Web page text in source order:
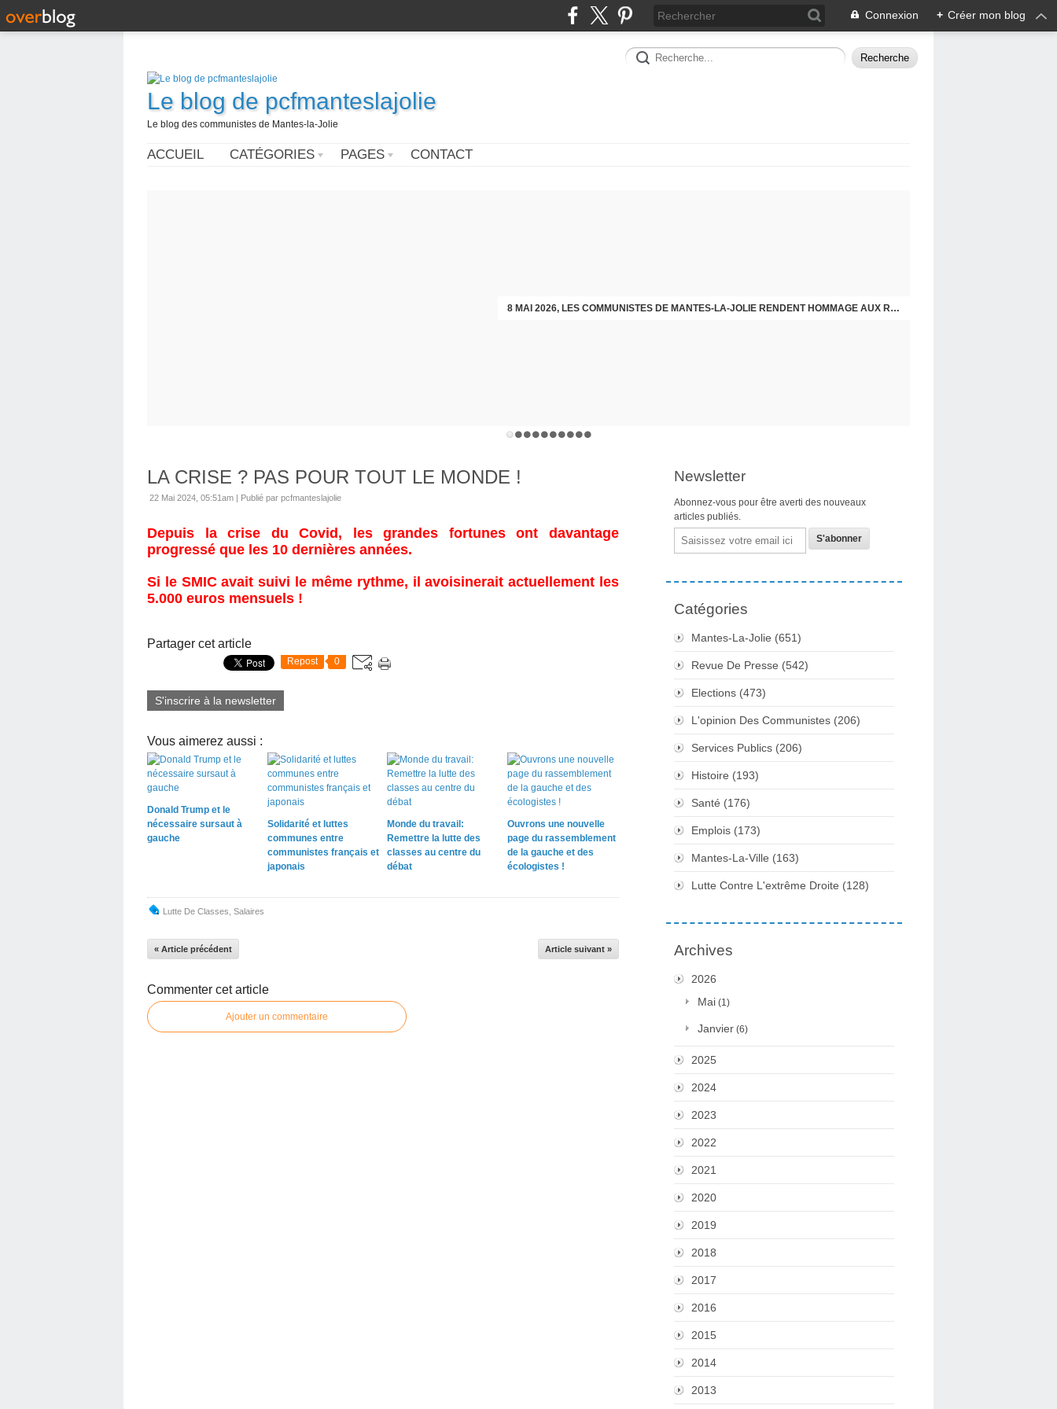
Connexion + Créer mon blog
Le blog de pcfmanteslajolie
Le blog des communistes de Mantes-la-Jolie
ACCUEIL CATÉGORIES PAGES CONTACT
8 MAI 2026, LES COMMUNISTES DE MANTES-LA-JOLIE RENDENT HOMMAGE AUX RÉSISTANTS.
VOEUX DES COMMUNISTES DIMANCHE DERNIER. COMPRENDRE POUR AGIR
LA CRISE ? PAS POUR TOUT LE MONDE !
22 Mai 2024, 05:51am | Publié par pcfmanteslajolie
Depuis la crise du Covid, les grandes fortunes ont davantage
progressé que les 10 dernières années.
Si le SMIC avait suivi le même rythme, il avoisinerait actuellement les
5.000 euros mensuels !
Partager cet article
Repost 0
S'inscrire à la newsletter
Vous aimerez aussi :
Donald Trump et le
nécessaire sursaut à
gauche
Solidarité et luttes
communes entre
communistes français et
japonais
Monde du travail:
Remettre la lutte des
classes au centre du
débat
Ouvrons une nouvelle
page du rassemblement
de la gauche et des
écologistes !
Lutte De Classes Salaires
« Article précédent Article suivant »
Commenter cet article
Ajouter un commentaire
Newsletter
Abonnez-vous pour être averti des nouveaux
articles publiés.
Email
Catégories
Mantes-La-Jolie (651)
Revue De Presse (542)
Elections (473)
L'opinion Des Communistes (206)
Services Publics (206)
Histoire (193)
Santé (176)
Emplois (173)
Mantes-La-Ville (163)
Lutte Contre L'extrême Droite (128)
Archives
2026
Mai (1)
Janvier (6)
2025
2024
2023
2022
2021
2020
2019
2018
2017
2016
2015
2014
2013